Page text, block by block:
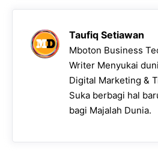
Taufiq Setiawan
Mboton Business
Writer Menyukai
Digital Marketing &
Suka berbagi hal
bagi Majalah Dunia.